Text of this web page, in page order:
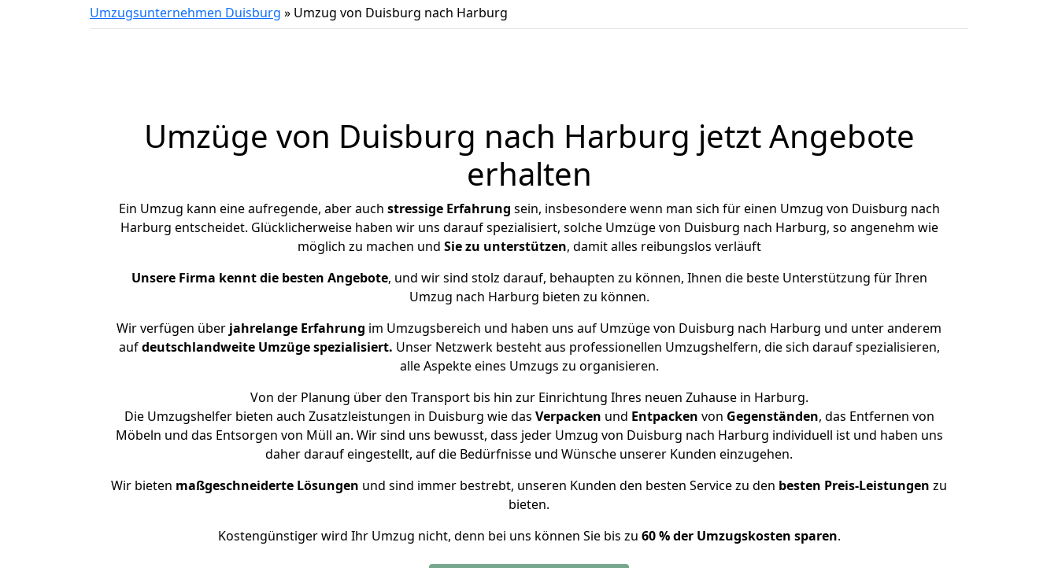
Umzugsunternehmen Duisburg » Umzug von Duisburg nach Harburg
Umzüge von Duisburg nach Harburg jetzt Angebote
erhalten
Ein Umzug kann eine aufregende, aber auch stressige Erfahrung sein, insbesondere wenn man sich für einen Umzug von Duisburg nach
Harburg entscheidet. Glücklicherweise haben wir uns darauf spezialisiert, solche Umzüge von Duisburg nach Harburg, so angenehm wie
möglich zu machen und Sie zu unterstützen, damit alles reibungslos verläuft
Unsere Firma kennt die besten Angebote, und wir sind stolz darauf, behaupten zu können, Ihnen die beste Unterstützung für Ihren
Umzug nach Harburg bieten zu können.
Wir verfügen über jahrelange Erfahrung im Umzugsbereich und haben uns auf Umzüge von Duisburg nach Harburg und unter anderem
aufdeutschlandweite Umzüge spezialisiert. Unser Netzwerk besteht aus professionellen Umzugshelfern, die sich darauf spezialisieren,
alle Aspekte eines Umzugs zu organisieren.
Von der Planung über den Transport bis hin zur Einrichtung Ihres neuen Zuhause in Harburg.
Die Umzugshelfer bieten auch Zusatzleistungen in Duisburg wie das Verpacken und Entpacken von Gegenständen, das Entfernen von
Möbeln und das Entsorgen von Müll an. Wir sind uns bewusst, dass jeder Umzug von Duisburg nach Harburg individuell ist und haben uns
daher darauf eingestellt, auf die Bedürfnisse und Wünsche unserer Kunden einzugehen.
Wir bieten maßgeschneiderte Lösungen und sind immer bestrebt, unseren Kunden den besten Service zu den besten Preis-Leistungen zu
bieten.
Kostengünstiger wird Ihr Umzug nicht, denn bei uns können Sie bis zu 60 % der Umzugskosten sparen.